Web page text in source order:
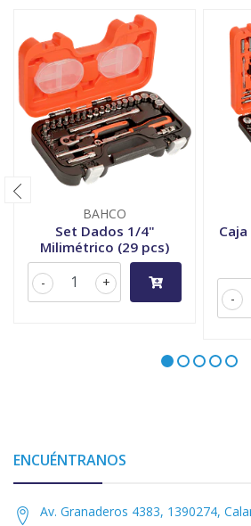
BAHCO
Set Dados 1/4"
Milimétrico (29 pcs)
+
-
-
ENCUÉNTRANOS
Av. Granaderos 4383, 1390274,